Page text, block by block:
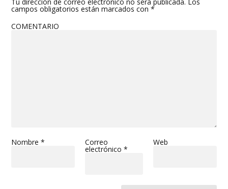
campos obligatorios están marcados con*
COMENTARIO
Nombre* Correo
electrónico *
Web